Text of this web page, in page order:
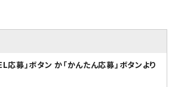
応募」ボタン か「かんたん応募」ボタンより